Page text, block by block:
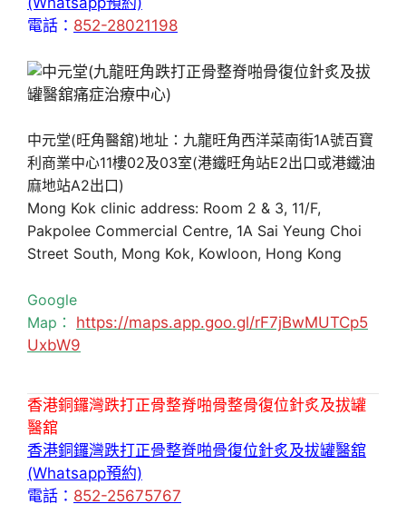
電話： 852-28021198
中元堂(旺角醫舘)地址：九龍旺角西洋菜南街1A號百寶
利商業中心11樓02及03室(港鐵旺角站E2出口或港鐵油
麻地站A2出口)
Mong Kok clinic address: Room 2 & 3, 11/F,
Pakpolee Commercial Centre, 1A Sai Yeung Choi
Street South, Mong Kok, Kowloon, Hong Kong
Google
Map： https://maps.app.goo.gl/rF7jBwMUTCp5
UxbW9
香港銅鑼灣跌打正骨整脊啪骨整骨復位針炙及拔罐
醫舘
香港銅鑼灣跌打正骨整脊啪骨復位針炙及拔罐醫舘
(Whatsapp預約)
電話： 852-25675767